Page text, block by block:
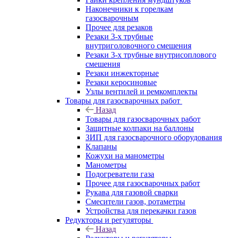
Наконечники к горелкам
газосварочным
Прочее для резаков
Резаки 3-х трубные
внутриголовочного смешения
Резаки 3-х трубные внутрисоплового
смешения
Резаки инжекторные
Резаки керосиновые
Узлы вентилей и ремкомплекты
Товары для газосварочных работ
Назад
Товары для газосварочных работ
Защитные колпаки на баллоны
ЗИП для газосварочного оборудования
Клапаны
Кожухи на манометры
Манометры
Подогреватели газа
Прочее для газосварочных работ
Рукава для газовой сварки
Смесители газов, ротаметры
Устройства для перекачки газов
Редукторы и регуляторы
Назад